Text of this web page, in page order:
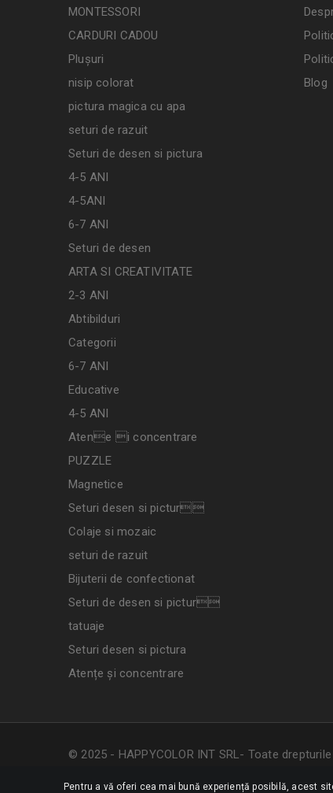
MONTESSORI
CARDURI CADOU
Plușuri
nisip colorat
pictura magica cu apa
seturi de razuit
Seturi de desen si pictura
4-5 ANI
4-5ANI
6-7 ANI
Seturi de desen
ARTA SI CREATIVITATE
2-3 ANI
Abtibilduri
Categorii
6-7 ANI
Educative
4-5 ANI
Atene i concentrare
PUZZLE
Magnetice
Seturi desen si pictur
Colaje si mozaic
seturi de razuit
Bijuterii de confectionat
Seturi de desen si pictur
tatuaje
Seturi desen si pictura
Atențe și concentrare
Blog
© 2025 - HAPPYCOLOR INT SRL- Toate
Pentru a vă oferi cea mai bună experiență posibilă, acest